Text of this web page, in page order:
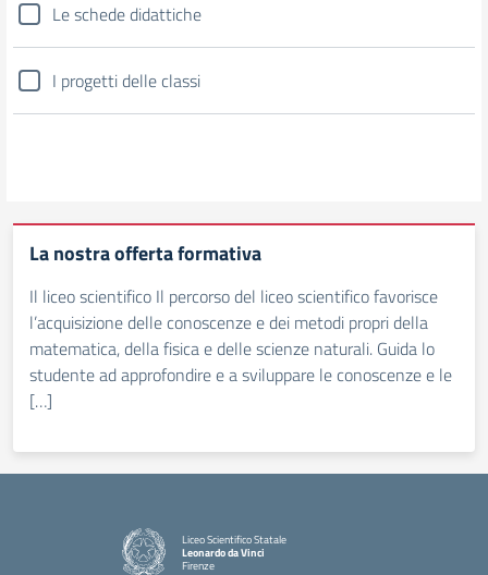
Le schede didattiche
I progetti delle classi
La nostra offerta formativa
Il liceo scientifico Il percorso del liceo scientifico favorisce
l’acquisizione delle conoscenze e dei metodi propri della
matematica, della fisica e delle scienze naturali. Guida lo
studente ad approfondire e a sviluppare le conoscenze e le
[…]
Liceo Scientifico Statale
Leonardo da Vinci
Firenze